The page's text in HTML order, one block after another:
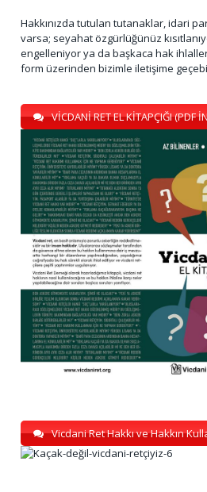
Hakkınızda tutulan tutanaklar, idari
varsa; seyahat özgürlüğünüz
engelleniyor ya da başkaca hak
form üzerinden bizimle iletişime
VİCDANİ RET EL KİTAPÇIĞI (PDF
Vicdani Ret Hakkı ve Hakkın